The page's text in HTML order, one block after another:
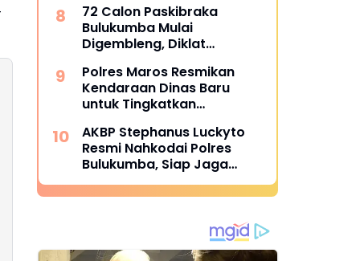
72 Calon Paskibraka
Bulukumba Mulai
Digembleng, Diklat
Polres Maros Resmikan
Kendaraan Dinas Baru
untuk Tingkatkan
AKBP Stephanus Luckyto
Resmi Nahkodai Polres
Bulukumba, Siap Jaga
Kondusivitas Wilayah